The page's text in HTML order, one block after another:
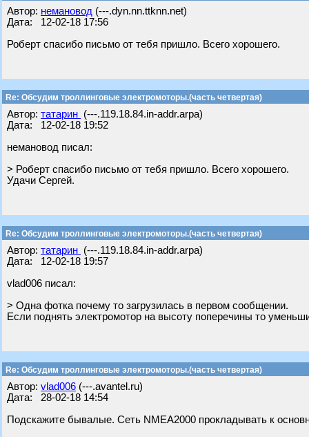
Автор: немановод (---.dyn.nn.ttknn.net)
Дата: 12-02-18 17:56
Роберт спасибо письмо от тебя пришло. Всего хорошего.
Re: Обсудим троллинговые электромоторы.(часть четвертая)
Автор: татарин (---.119.18.84.in-addr.arpa)
Дата: 12-02-18 19:52
немановод писал:
> Роберт спасибо письмо от тебя пришло. Всего хорошего.
Удачи Сергей.
Re: Обсудим троллинговые электромоторы.(часть четвертая)
Автор: татарин (---.119.18.84.in-addr.arpa)
Дата: 12-02-18 19:57
vlad006 писал:
> Одна фотка почему то загрузилась в первом сообщении.
Если поднять электромотор на высоту поперечины то
Re: Обсудим троллинговые электромоторы.(часть четвертая)
Автор: vlad006 (---.avantel.ru)
Дата: 28-02-18 14:54
Подскажите бывалые. Сеть NMEA2000 прокладывать к